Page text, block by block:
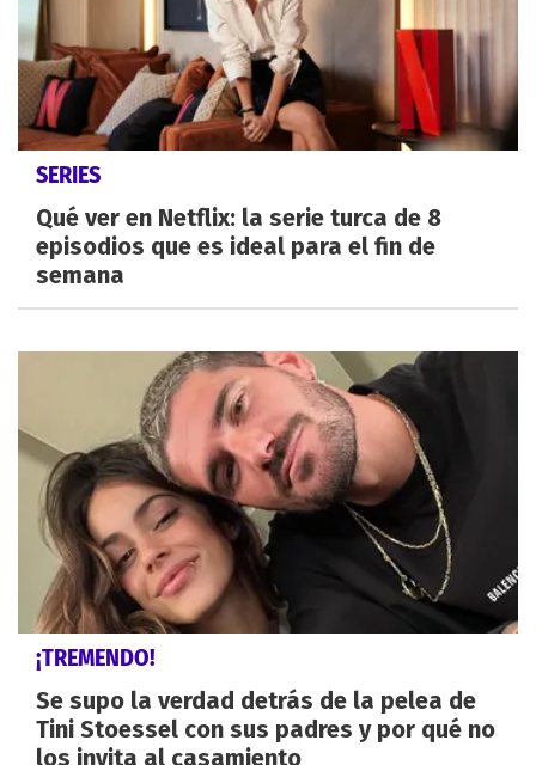
SERIES
Qué ver en Netflix: la serie turca de 8
episodios que es ideal para el fin de
semana
¡TREMENDO!
Se supo la verdad detrás de la pelea de
Tini Stoessel con sus padres y por qué no
los invita al casamiento